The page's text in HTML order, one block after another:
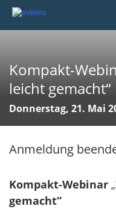
Kompakt-
leicht gemacht“
Donnerstag, 21. Mai
Anmeldung
Kompakt-Webinar „
gemacht“